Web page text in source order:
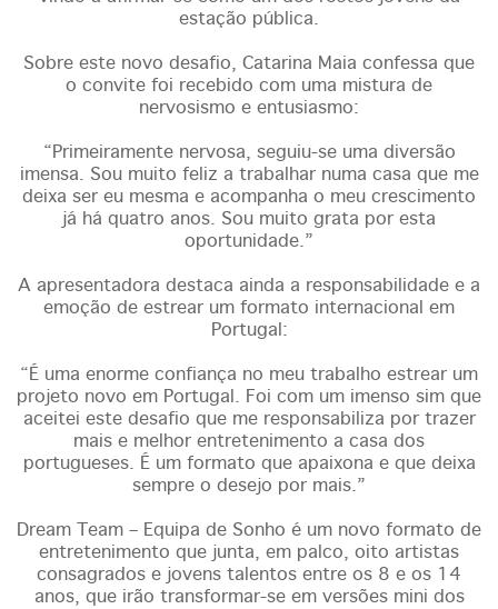
estação pública.
Sobre este novo desafio, Catarina Maia confessa que
o convite foi recebido com uma mistura de
nervosismo e entusiasmo:
“Primeiramente nervosa, seguiu-se uma diversão
imensa. Sou muito feliz a trabalhar numa casa que me
deixa ser eu mesma e acompanha o meu crescimento
já há quatro anos. Sou muito grata por esta
oportunidade.”
A apresentadora destaca ainda a responsabilidade e a
emoção de estrear um formato internacional em
Portugal:
“É uma enorme confiança no meu trabalho estrear um
projeto novo em Portugal. Foi com um imenso sim que
aceitei este desafio que me responsabiliza por trazer
mais e melhor entretenimento a casa dos
portugueses. É um formato que apaixona e que deixa
sempre o desejo por mais.”
Dream Team – Equipa de Sonho é um novo formato de
entretenimento que junta, em palco, oito artistas
consagrados e jovens talentos entre os 8 e os 14
anos, que irão transformar-se em versões mini dos